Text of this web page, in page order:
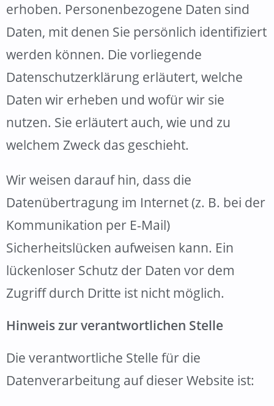
erhoben. Personenbezogene Daten sind
Daten, mit denen Sie persönlich identifiziert
werden können. Die vorliegende
Datenschutzerklärung erläutert, welche
Daten wir erheben und wofür wir sie
nutzen. Sie erläutert auch, wie und zu
welchem Zweck das geschieht.
Wir weisen darauf hin, dass die
Datenübertragung im Internet (z. B. bei der
Kommunikation per E-Mail)
Sicherheitslücken aufweisen kann. Ein
lückenloser Schutz der Daten vor dem
Zugriff durch Dritte ist nicht möglich.
Hinweis zur verantwortlichen Stelle
Die verantwortliche Stelle für die
Datenverarbeitung auf dieser Website ist: